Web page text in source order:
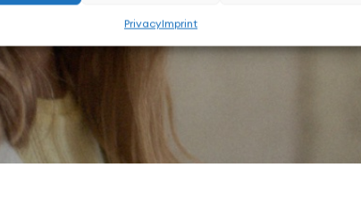
PrivacyImprint